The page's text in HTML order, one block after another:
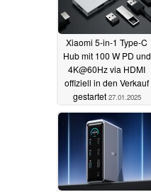
Xiaomi 5-in-1 Type-C
Hub mit 100 W PD und
4K@60Hz via HDMI
offiziell in den Verkauf
gestartet 27.01.2025